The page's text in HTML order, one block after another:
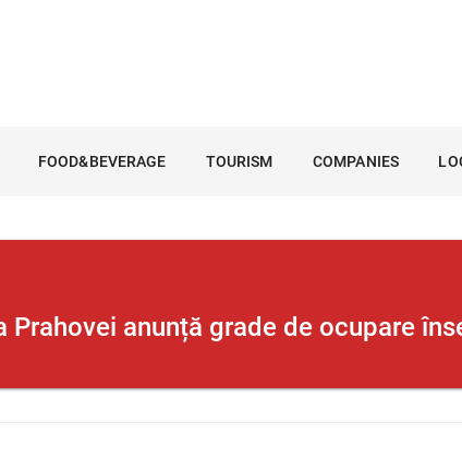
FOOD&BEVERAGE TOURISM COMPANIES
anunță grade de ocupare